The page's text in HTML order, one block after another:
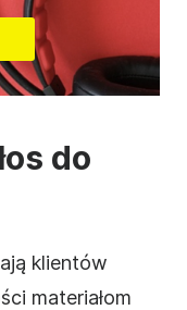
do
klientów
materiałom